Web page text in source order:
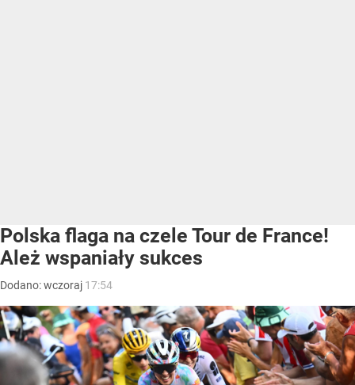
Polska flaga na czele Tour de France!
Ależ wspaniały sukces
Dodano:wczoraj 17:54